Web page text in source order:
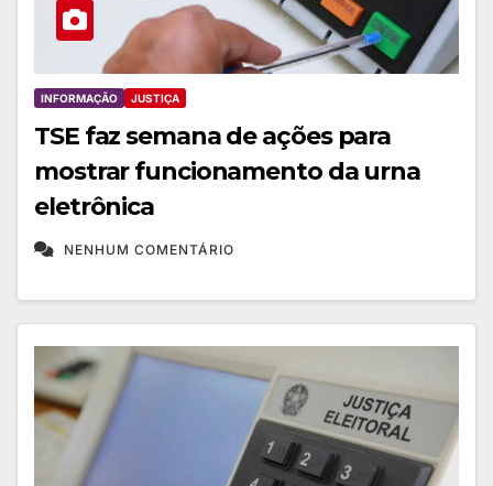
INFORMAÇÃO JUSTIÇA
TSE faz semana de ações para
mostrar funcionamento da urna
eletrônica
NENHUM COMENTÁRIO